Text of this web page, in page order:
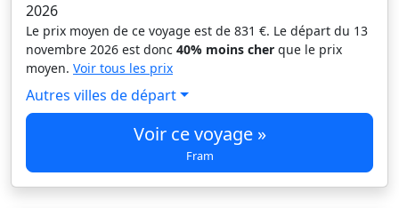
2026
Le prix moyen de ce voyage est de 831 €. Le départ du 13
novembre 2026 est donc 40% moins cher que le prix
moyen. Voir tous les prix
Autres villes de départ
Voir ce voyage »
Fram